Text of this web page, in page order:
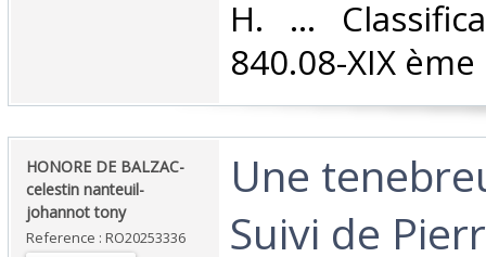
H. ...
840.08-XIX
‎HONORE DE BALZAC-
celestin nanteuil-
johannot tony‎
Reference : RO20253336
‎Une
Suivi de